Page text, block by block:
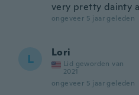
very pretty dainty
ongeveer 5 jaar geleden
L Lori
Lid geworden van
2021
ongeveer 5 jaar geleden